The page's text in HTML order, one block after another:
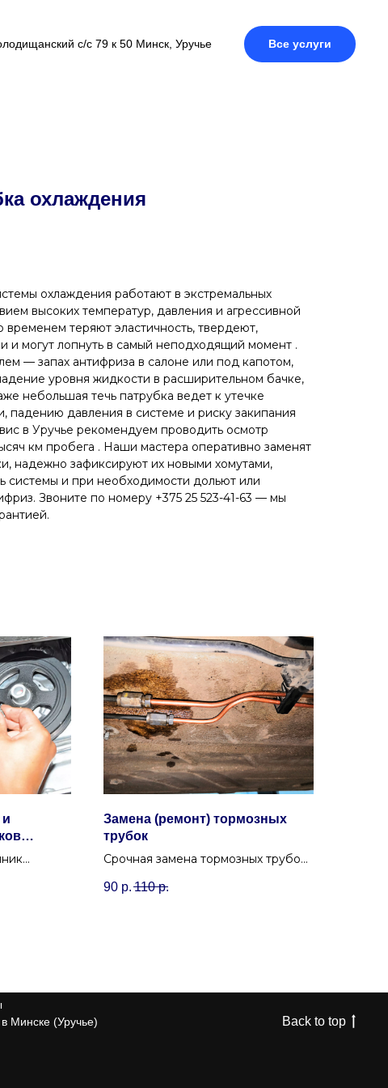
с/с 79 к 50 Минск, Уручье Все услуги
охлаждения
охлаждения работают в экстремальных
высоких температур, давления и агрессивной
временем теряют эластичность, твердеют,
и могут лопнуть в самый неподходящий момент .
— запах антифриза в салоне или под капотом,
уровня жидкости в расширительном бачке,
небольшая течь патрубка ведет к утечке
падению давления в системе и риску закипания
в Уручье рекомендуем проводить осмотр
км пробега . Наши мастера оперативно заменят
надежно зафиксируют их новыми хомутами,
системы и при необходимости дольют или
Звоните по номеру +375 25 523-41-63 — мы
Замена (ремонт) тормозных
трубок
Срочная замена тормозных трубок
Автосервис в Уручье быстро
90 р. 110 р.
Минске (Уручье)
Back to top